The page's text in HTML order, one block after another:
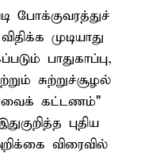
போக்குவரத்துச்
முடியாது
பாதுகாப்பு,
சுற்றுச்சூழல்
கட்டணம்"
புதிய
விரைவில்